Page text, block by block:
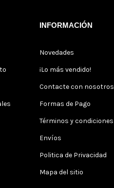
INFORMACIÓN
Novedades
¡Lo más vendido!
Contacte con nosotros
Formas de Pago
Términos y condiciones
Envíos
Politica de Privacidad
Mapa del sitio